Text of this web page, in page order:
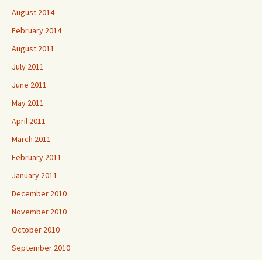
August 2014
February 2014
August 2011
July 2011
June 2011
May 2011
April 2011
March 2011
February 2011
January 2011
December 2010
November 2010
October 2010
September 2010